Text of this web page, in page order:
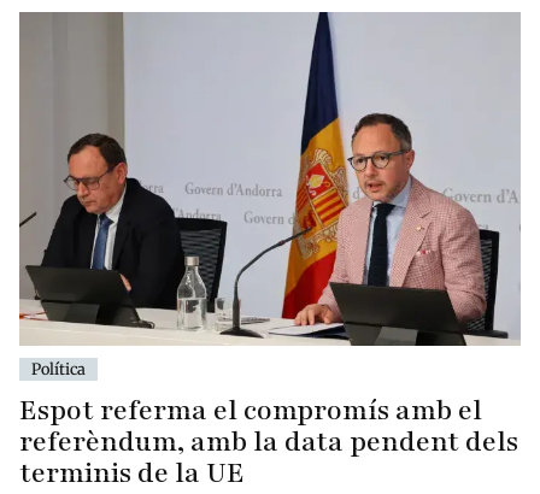
Política
Espot referma el compromís amb el
referèndum, amb la data pendent dels
terminis de la UE